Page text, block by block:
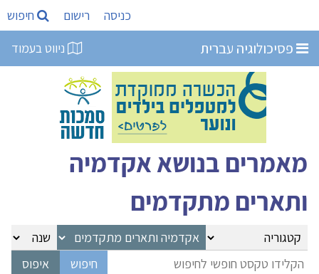
כניסה רישום חיפוש
פסיכולוגיה עברית ניווט בעמוד
מאמרים בנושא אקדמיה
ותארים מתקדמים